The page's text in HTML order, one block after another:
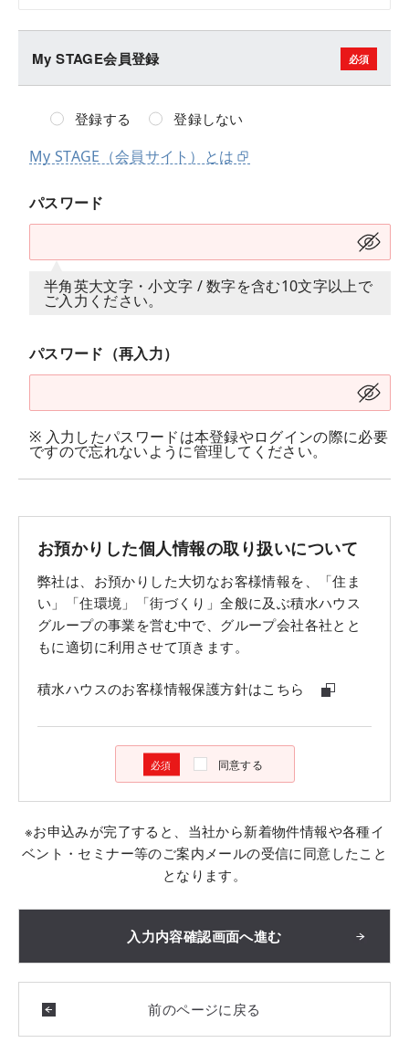
My STAGE会員登録
登録する 登録しない
My STAGE（会員サイト）とは
パスワード
半角英大文字・小文字 / 数字を含む10文字以上で
ご入力ください。
パスワード（再入力）
※ 入力したパスワードは本登録やログインの際に必要
ですので忘れないように管理してください。
お預かりした個人情報の取り扱いについて
弊社は、お預かりした大切なお客様情報を、「住ま
い」「住環境」「街づくり」全般に及ぶ積水ハウス
グループの事業を営む中で、グループ会社各社とと
もに適切に利用させて頂きます。
積水ハウスのお客様情報保護方針はこちら
同意する
※お申込みが完了すると、当社から新着物件情報や各種イ
ベント・セミナー等のご案内メールの受信に同意したこと
となります。